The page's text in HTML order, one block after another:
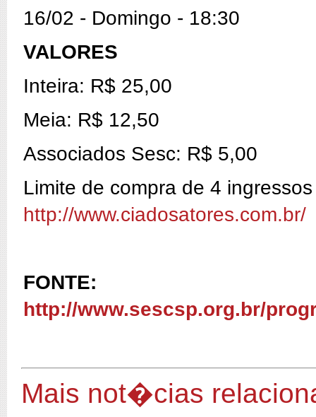
16/02 - Domingo - 18:30
VALORES
Inteira: R$ 25,00
Meia: R$ 12,50
Associados Sesc: R$ 5,00
Limite de compra de 4
http://www.ciadosatores.com.br/
FONTE:
http://www.sescsp.org.br/
Mais not�cias